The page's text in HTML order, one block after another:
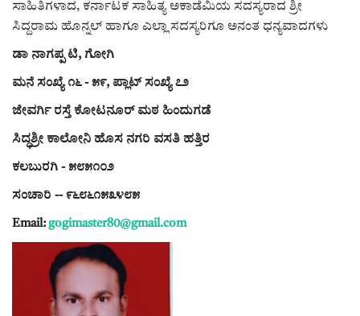
ಸಾಹಿತಿಗಳಾದ, ಕರ್ನಾಟಕ ಸಾಹಿತ್ಯ ಅಕಾಡೆಮಿಯ ಸದಸ್ಯರಾದ ಶ್ರೀ
ಸಿದ್ದರಾಮ ಹೊನ್ನಲ್ ಹಾಗೂ ಎಲ್ಲಾ ಸದಸ್ಯರಿಗೂ ಅನಂತ ಧನ್ಯವಾದಗಳು
ಡಾ ನಾಗಪ್ಪ ಟಿ, ಗೋಗಿ
ಮನೆ ಸಂಖ್ಯೆ ೧೬ - ೫೯, ಪ್ಲಾಟ್ ಸಂಖ್ಯೆ ೭೨
ಜೇವರ್ಗಿ ರಸ್ತೆ ಕೋಟನೂರ್ ಮಠ ಹಿಂದುಗಡೆ
ಸಿದ್ಧಶ್ರೀ ಕಾಲೋನಿ ಹೊಸ ನಗರಿ ವಸತಿ ಹತ್ತಿರ
ಕಲಬುರಗಿ - ೫೮೫೧೦೨
ಸಂಚಾರಿ -- ೯೬೮೬೧೫೩೪೮೫
Email: gogimaster80@gmail.com